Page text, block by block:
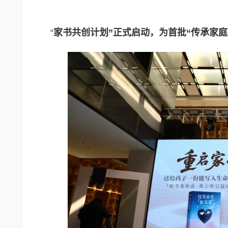
“家书共创计划”正式启动，为首批“传承家